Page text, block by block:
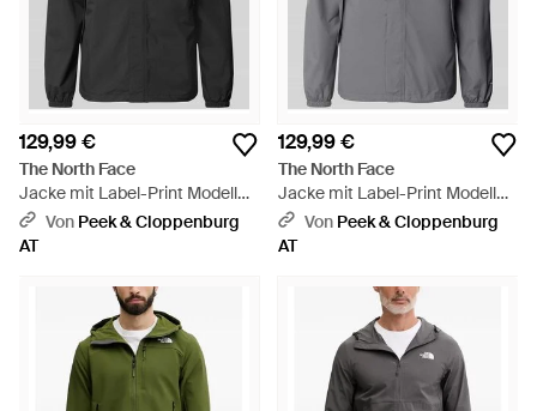
129,99 €
The North Face
Jacke mit Label-Print Modell
'ANTORA' - Schwarz
Von Peek & Cloppenburg
AT
129,99 €
The North Face
Jacke mit Label-Print Modell
'ANTORA' - Grau
Von Peek & Cloppenburg
AT